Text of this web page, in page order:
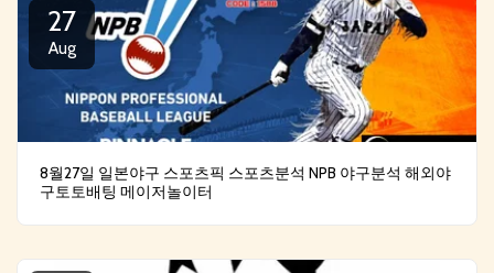
27
Aug
8월27일 일본야구 스포츠픽 스포츠분석 NPB 야구분석 해외야
구토토배팅 메이저놀이터